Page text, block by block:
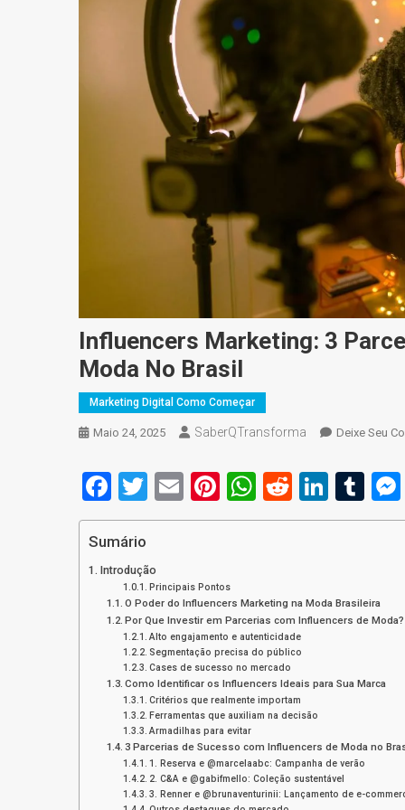
Influencers Marketing: 3
Moda No Brasil
Marketing Digital Como Começar
Maio 24, 2025 SaberQTransforma Deixe Seu
Facebook
Twitter
EmailPinterest
WhatsApp
Reddit
Sumário
Introdução
Principais Pontos
O Poder do Influencers Marketing na Moda Brasileira
Por Que Investir em Parcerias com Influencers de Moda?
Alto engajamento e autenticidade
Segmentação precisa do público
Cases de sucesso no mercado
Como Identificar os Influencers Ideais para Sua Marca
Critérios que realmente importam
Ferramentas que auxiliam na decisão
Armadilhas para evitar
3 Parcerias de Sucesso com Influencers de Moda no
1. Reserva e @marcelaabc: Campanha de verão
2. C&A e @gabifmello: Coleção sustentável
3. Renner e @brunaventurinii: Lançamento de e-